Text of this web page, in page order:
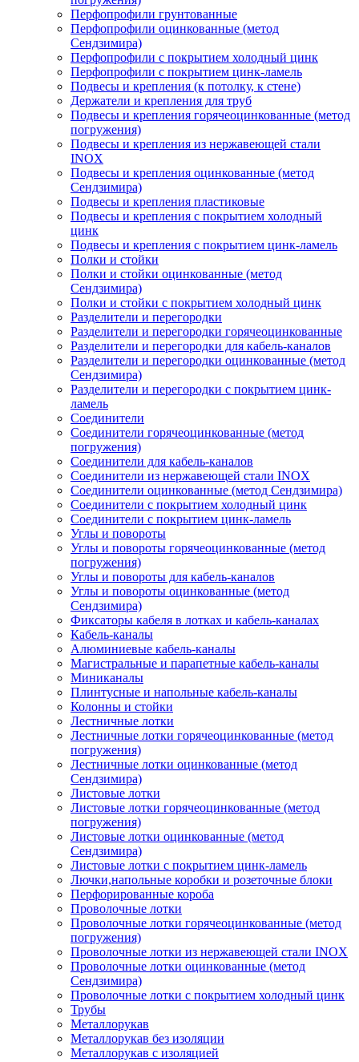
Перфопрофили грунтованные
Перфопрофили оцинкованные (метод
Сендзимира)
Перфопрофили с покрытием холодный цинк
Перфопрофили с покрытием цинк-ламель
Подвесы и крепления (к потолку, к стене)
Держатели и крепления для труб
Подвесы и крепления горячеоцинкованные (метод
погружения)
Подвесы и крепления из нержавеющей стали
INOX
Подвесы и крепления оцинкованные (метод
Сендзимира)
Подвесы и крепления пластиковые
Подвесы и крепления с покрытием холодный
цинк
Подвесы и крепления с покрытием цинк-ламель
Полки и стойки
Полки и стойки оцинкованные (метод
Сендзимира)
Полки и стойки с покрытием холодный цинк
Разделители и перегородки
Разделители и перегородки горячеоцинкованные
Разделители и перегородки для кабель-каналов
Разделители и перегородки оцинкованные (метод
Сендзимира)
Разделители и перегородки с покрытием цинк-
ламель
Соединители
Соединители горячеоцинкованные (метод
погружения)
Соединители для кабель-каналов
Соединители из нержавеющей стали INOX
Соединители оцинкованные (метод Сендзимира)
Соединители с покрытием холодный цинк
Соединители с покрытием цинк-ламель
Углы и повороты
Углы и повороты горячеоцинкованные (метод
погружения)
Углы и повороты для кабель-каналов
Углы и повороты оцинкованные (метод
Сендзимира)
Фиксаторы кабеля в лотках и кабель-каналах
Кабель-каналы
Алюминиевые кабель-каналы
Магистральные и парапетные кабель-каналы
Миниканалы
Плинтусные и напольные кабель-каналы
Колонны и стойки
Лестничные лотки
Лестничные лотки горячеоцинкованные (метод
погружения)
Лестничные лотки оцинкованные (метод
Сендзимира)
Листовые лотки
Листовые лотки горячеоцинкованные (метод
погружения)
Листовые лотки оцинкованные (метод
Сендзимира)
Листовые лотки с покрытием цинк-ламель
Лючки,напольные коробки и розеточные блоки
Перфорированные короба
Проволочные лотки
Проволочные лотки горячеоцинкованные (метод
погружения)
Проволочные лотки из нержавеющей стали INOX
Проволочные лотки оцинкованные (метод
Сендзимира)
Проволочные лотки с покрытием холодный цинк
Трубы
Металлорукав
Металлорукав без изоляции
Металлорукав с изоляцией